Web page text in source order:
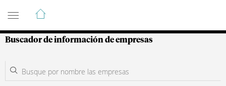
Guía de Empresas Colombianas
Buscador de información de empresas